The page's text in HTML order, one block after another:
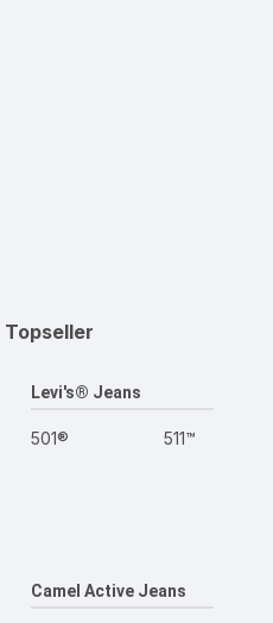
Topseller
Levi's® Jeans
501® 511™
Camel Active Jeans